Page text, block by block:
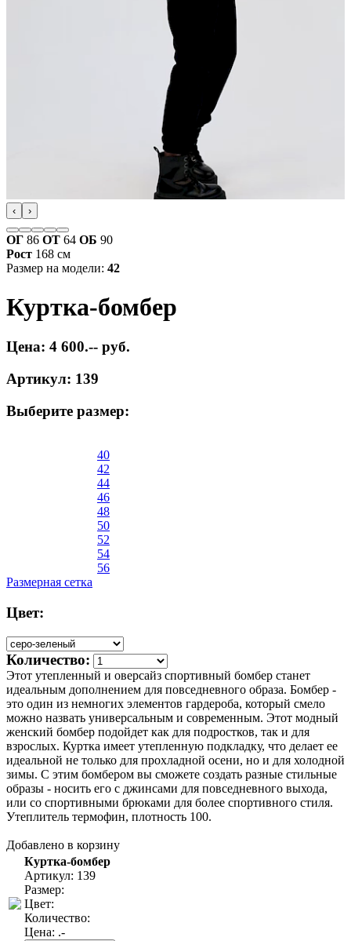
‹ ›
ОГ 86 ОТ 64 ОБ 90
Рост 168 см
Размер на модели: 42
Куртка-бомбер
Цена: 4 600.-- руб.
Артикул: 139
Выберите размер:
40
42
44
46
48
50
52
54
56
Размерная сетка
Цвет:
Количество:
Этот утепленный и оверсайз спортивный бомбер станет
идеальным дополнением для повседневного образа. Бомбер -
это один из немногих элементов гардероба, который смело
можно назвать универсальным и современным. Этот модный
женский бомбер подойдет как для подростков, так и для
взрослых. Куртка имеет утепленную подкладку, что делает ее
идеальной не только для прохладной осени, но и для холодной
зимы. С этим бомбером вы сможете создать разные стильные
образы - носить его с джинсами для повседневного выхода,
или со спортивными брюками для более спортивного стиля.
Утеплитель термофин, плотность 100.
Добавлено в корзину
Куртка-бомбер
Артикул: 139
Размер:
Цвет:
Количество:
Цена: .-